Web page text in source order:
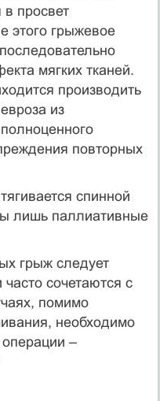
просвет
этого грыжевое
мягких тканей.
производить
из
повторных
спинной
лишь паллиативные
грыж следует
часто сочетаются с
помимо
необходимо
–